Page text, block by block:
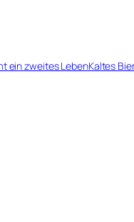
ein zweites LebenKaltes